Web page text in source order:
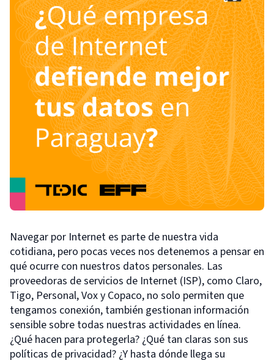
Navegar por Internet es parte de nuestra vida
cotidiana, pero pocas veces nos detenemos a pensar en
qué ocurre con nuestros datos personales. Las
proveedoras de servicios de Internet (ISP), como Claro,
Tigo, Personal, Vox y Copaco, no solo permiten que
tengamos conexión, también gestionan información
sensible sobre todas nuestras actividades en línea.
¿Qué hacen para protegerla? ¿Qué tan claras son sus
políticas de privacidad? ¿Y hasta dónde llega su